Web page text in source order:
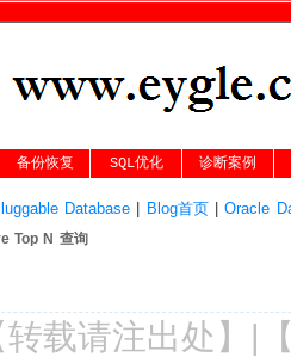
备份恢复 SQL优化 诊断案例
Database Blog首页|Oracle
Top N 查询
转载请注出处 】|